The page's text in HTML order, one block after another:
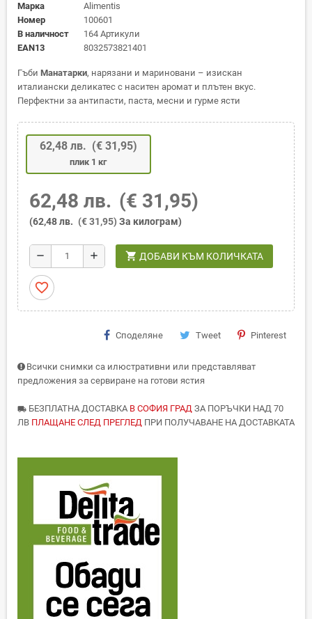
Марка
Alimentis
Номер
100601
В наличност
164 Артикули
EAN13
8032573821401
Гъби Манатарки, нарязани и мариновани – изискан
италиански деликатес с наситен аромат и плътен вкус.
Перфектни за антипасти, паста, месни и гурме ясти
62,48 лв. (€ 31,95)
плик 1 кг
62,48 лв. (€ 31,95)
(62,48 лв. (€ 31,95) За килограм)
remove add shopping_cart ДОБАВИ КЪМ КОЛИЧКАТА
favorite_border
Споделяне Tweet Pinterest
Всички снимки са илюстративни или представляват
предложения за сервиране на готови ястия
local_shipping БЕЗПЛАТНА ДОСТАВКА В СОФИЯ ГРАД ЗА ПОРЪЧКИ НАД 70
ЛВ ПЛАЩАНЕ СЛЕД ПРЕГЛЕД ПРИ ПОЛУЧАВАНЕ НА ДОСТАВКАТА